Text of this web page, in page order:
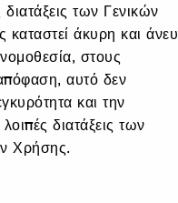
των Γενικών
άκυρη και άνευ
στους
αυτό δεν
και την
διατάξεις των
Χρήσης.